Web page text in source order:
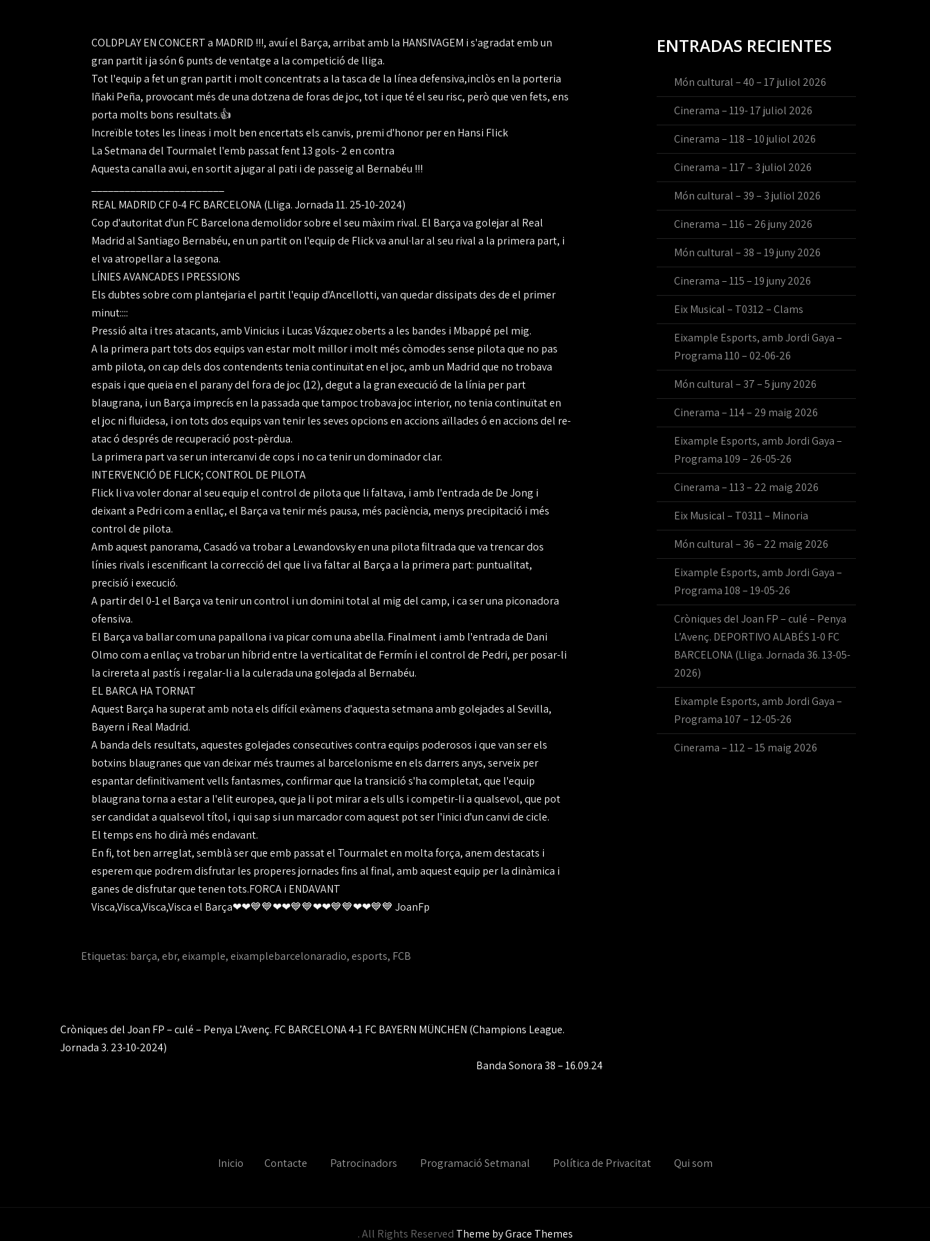
COLDPLAY EN CONCERT a MADRID !!!, avuí el Barça, arribat amb la HANSIVAGEM i s'agradat emb un
gran partit i ja són 6 punts de ventatge a la competició de lliga.
Tot l'equip a fet un gran partit i molt concentrats a la tasca de la línea defensiva,inclòs en la porteria
Iñaki Peña, provocant més de una dotzena de foras de joc, tot i que té el seu risc, però que ven fets, ens
porta molts bons resultats.👍
Increïble totes les lineas i molt ben encertats els canvis, premi d'honor per en Hansi Flick
La Setmana del Tourmalet l'emb passat fent 13 gols- 2 en contra
Aquesta canalla avui, en sortit a jugar al pati i de passeig al Bernabéu !!!
REAL MADRID CF 0-4 FC BARCELONA (Lliga. Jornada 11. 25-10-2024)
Cop d'autoritat d'un FC Barcelona demolidor sobre el seu màxim rival. El Barça va golejar al Real
Madrid al Santiago Bernabéu, en un partit on l'equip de Flick va anul·lar al seu rival a la primera part, i
el va atropellar a la segona.
LÍNIES AVANÇADES I PRESSIONS
Els dubtes sobre com plantejaria el partit l'equip d'Ancellotti, van quedar dissipats des de el primer
minut::::
Pressió alta i tres atacants, amb Vinicius i Lucas Vázquez oberts a les bandes i Mbappé pel mig.
A la primera part tots dos equips van estar molt millor i molt més còmodes sense pilota que no pas
amb pilota, on cap dels dos contendents tenia continuïtat en el joc, amb un Madrid que no trobava
espais i que queia en el parany del fora de joc (12), degut a la gran execució de la línia per part
blaugrana, i un Barça imprecís en la passada que tampoc trobava joc interior, no tenia continuïtat en
el joc ni fluïdesa, i on tots dos equips van tenir les seves opcions en accions aïllades ó en accions del re-
atac ó després de recuperació post-pèrdua.
La primera part va ser un intercanvi de cops i no ca tenir un dominador clar.
INTERVENCIÓ DE FLICK; CONTROL DE PILOTA
Flick li va voler donar al seu equip el control de pilota que li faltava, i amb l'entrada de De Jong i
deixant a Pedri com a enllaç, el Barça va tenir més pausa, més paciència, menys precipitació i més
control de pilota.
Amb aquest panorama, Casadó va trobar a Lewandovsky en una pilota filtrada que va trencar dos
línies rivals i escenificant la correcció del que li va faltar al Barça a la primera part: puntualitat,
precisió i execució.
A partir del 0-1 el Barça va tenir un control i un domini total al mig del camp, i ca ser una piconadora
ofensiva.
El Barça va ballar com una papallona i va picar com una abella. Finalment i amb l'entrada de Dani
Olmo com a enllaç va trobar un híbrid entre la verticalitat de Fermín i el control de Pedri, per posar-li
la cirereta al pastís i regalar-li a la culerada una golejada al Bernabéu.
EL BARÇA HA TORNAT
Aquest Barça ha superat amb nota els difícil exàmens d'aquesta setmana amb golejades al Sevilla,
Bayern i Real Madrid.
A banda dels resultats, aquestes golejades consecutives contra equips poderosos i que van ser els
botxins blaugranes que van deixar més traumes al barcelonisme en els darrers anys, serveix per
espantar definitivament vells fantasmes, confirmar que la transició s'ha completat, que l'equip
blaugrana torna a estar a l'elit europea, que ja li pot mirar a els ulls i competir-li a qualsevol, que pot
ser candidat a qualsevol títol, i qui sap si un marcador com aquest pot ser l'inici d'un canvi de cicle.
El temps ens ho dirà més endavant.
En fi, tot ben arreglat, semblà ser que emb passat el Tourmalet en molta força, anem destacats i
esperem que podrem disfrutar les properes jornades fins al final, amb aquest equip per la dinàmica i
ganes de disfrutar que tenen tots.FORÇA i ENDAVANT
Visca,Visca,Visca,Visca el Barça❤❤💙💙❤❤💙💙❤❤💙💙❤❤💙💙 JoanFp
Etiquetas: barça, ebr, eixample, eixamplebarcelonaradio, esports, FCB
Navegación
de
Cròniques del Joan FP – culé – Penya L’Avenç. FC BARCELONA 4-1 FC BAYERN MÜNCHEN (Champions League.
Jornada 3. 23-10-2024)
Banda Sonora 38 – 16.09.24
ENTRADAS RECIENTES
Món cultural – 40 – 17 juliol 2026
Cinerama – 119- 17 juliol 2026
Cinerama – 118 – 10 juliol 2026
Cinerama – 117 – 3 juliol 2026
Món cultural – 39 – 3 juliol 2026
Cinerama – 116 – 26 juny 2026
Món cultural – 38 – 19 juny 2026
Cinerama – 115 – 19 juny 2026
Eix Musical – T0312 – Clams
Eixample Esports, amb Jordi Gaya –
Programa 110 – 02-06-26
Món cultural – 37 – 5 juny 2026
Cinerama – 114 – 29 maig 2026
Eixample Esports, amb Jordi Gaya –
Programa 109 – 26-05-26
Cinerama – 113 – 22 maig 2026
Eix Musical – T0311 – Minoria
Món cultural – 36 – 22 maig 2026
Eixample Esports, amb Jordi Gaya –
Programa 108 – 19-05-26
Cròniques del Joan FP – culé – Penya
L’Avenç. DEPORTIVO ALABÉS 1-0 FC
BARCELONA (Lliga. Jornada 36. 13-05-
2026)
Eixample Esports, amb Jordi Gaya –
Programa 107 – 12-05-26
Cinerama – 112 – 15 maig 2026
Inicio Contacte Patrocinadors Programació Setmanal Política de Privacitat Qui som
. All Rights Reserved Theme by Grace Themes